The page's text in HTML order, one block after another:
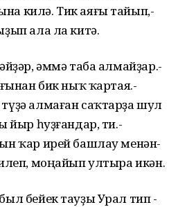
килә.­ Тик­ аяғы ­тайып,­
­ала­ ла­ китә.
әммә ­таба­ алмайҙар.­
­бик­ ныҡ ­ҡартая.­
­алмаған­ саҡтарҙа­ шул
­йыр һуҙғандар,­ ти.­
­ҡар ­ирей ­башлау ­менән­
моңайып­ ултыра­ икән.
бейек­ тауҙы­ Урал ­тип